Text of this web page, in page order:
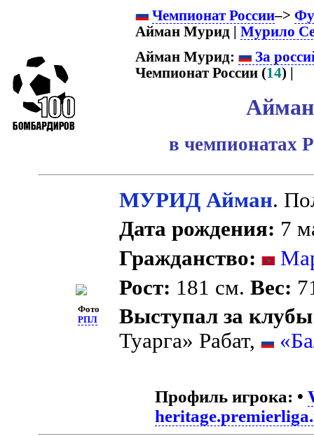
Чемпионат России–>
Айман Мурид | Мурило
Айман Мурид:
За
Чемпионат России (14) |
в чемпионатах
Фото
РПЛ
МУРИД Айман.
Дата рождения: 7
Гражданство:
Рост: 181 см.Вес:
Выступал за
Туарга» Рабат,
Профиль игрока: •